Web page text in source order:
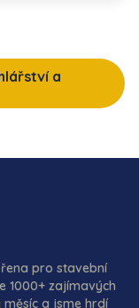
a
pro stavební
1000+ zajímavých
a jsme hrdí